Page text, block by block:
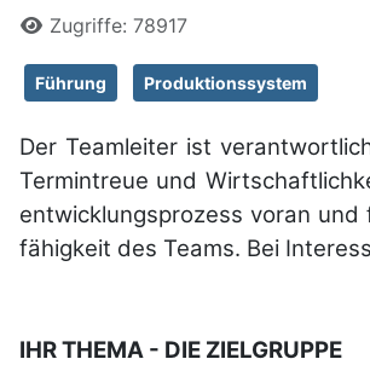
Zugriffe: 78917
Führung Produktionssystem
Der Teamleiter ist
Termin­treue und
ent­wick­lungs­prozess voran
fähigkeit des Teams. Bei
IHR THEMA - DIE ZIELGRUPPE